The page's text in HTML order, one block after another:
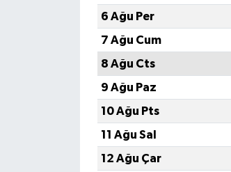
6 Ağu Per
7 Ağu Cum
8 Ağu Cts
9 Ağu Paz
10 Ağu Pts
11 Ağu Sal
12 Ağu Çar